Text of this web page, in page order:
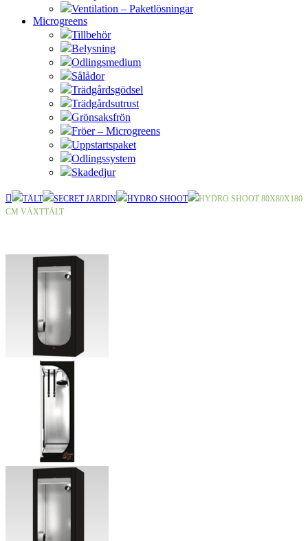
Ventilation – Paketlösningar
Microgreens
Tillbehör
Belysning
Odlingsmedium
Sålådor
Trädgårdsgödsel
Trädgårdsutrust
Grönsaksfrön
Fröer – Microgreens
Uppstartspaket
Odlingssystem
Skadedjur
TÄLT SECRET JARDIN HYDRO SHOOT
HYDRO SHOOT 80X80X180
CM VÄXTTÄLT